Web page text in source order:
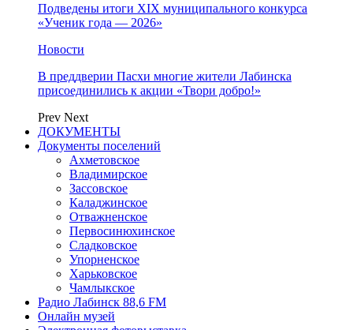
Подведены итоги XIX муниципального конкурса
«Ученик года — 2026»
Новости
В преддверии Пасхи многие жители Лабинска
присоединились к акции «Твори добро!»
Prev Next
ДОКУМЕНТЫ
Документы поселений
Ахметовское
Владимирское
Зассовское
Каладжинское
Отважненское
Первосинюхинское
Сладковское
Упорненское
Харьковское
Чамлыкское
Радио Лабинск 88,6 FM
Онлайн музей